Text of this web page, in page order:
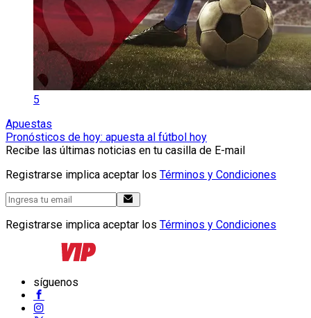
5
Apuestas
Pronósticos de hoy: apuesta al fútbol hoy
Recibe las últimas noticias en tu casilla de E-mail
Registrarse implica aceptar los Términos y Condiciones
Registrarse implica aceptar los Términos y Condiciones
síguenos